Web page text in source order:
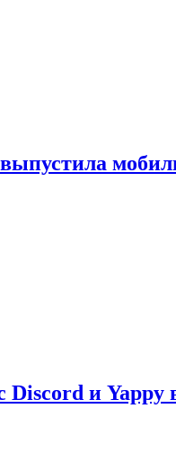
Discord и Yappy